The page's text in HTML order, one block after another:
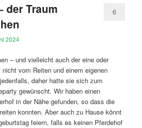
der Traum
2024
6
– und vielleicht auch der eine oder
vom Reiten und einem eigenen
daher hatte sie sich zum
gewünscht. Wir haben einen
in der Nähe gefunden, so dass die
konnten. Aber auch zu Hause könnt
feiern, falls es keinen Pferdehof